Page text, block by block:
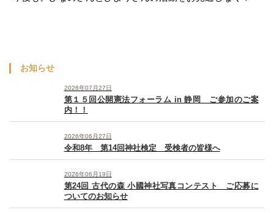
お知らせ
2026年07月27日
第１５回公開憲法フォーラム in 静岡 ご参加のご案
内！！
2026年06月27日
令和8年 第14回神社検定 受検者の皆様へ
2026年06月19日
第24回 古代の森 小國神社写真コンテスト ご応募に
ついてのお知らせ